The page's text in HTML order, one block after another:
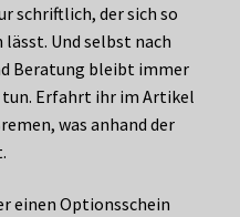
schriftlich, der sich so
Und selbst nach
Beratung bleibt immer
tun. Erfahrt ihr im Artikel
was anhand der
einen Optionsschein